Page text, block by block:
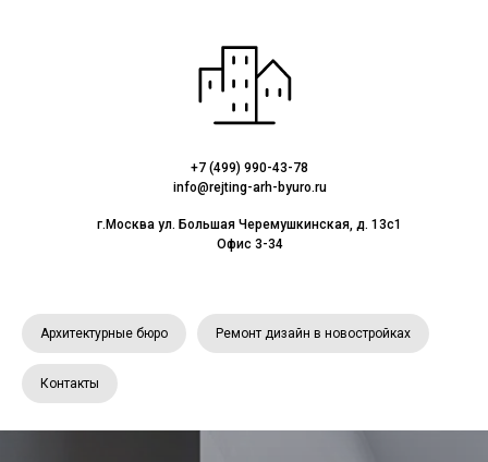
+7 (499) 990-43-78
info@rejting-arh-byuro.ru
г.Москва ул. Большая Черемушкинская, д. 13с1
Офис 3-34
Архитектурные бюро Ремонт дизайн в новостройках
Контакты